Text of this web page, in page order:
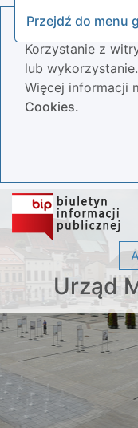
Przejdź do menu
Nasza strona
Korzystanie z
lub wykorzystanie.
Więcej informacji
Cookies.
Urząd